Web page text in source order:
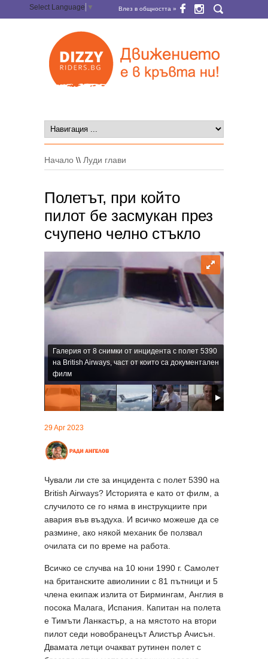
Select Language ▼ Влез в общността »
Начало \\ Луди глави
Полетът, при който
пилот бе засмукан през
счупено челно стъкло
Галерия от 8 снимки от инцидента с полет 5390
на British Airways, част от които са документален
филм
29 Apr 2023
Чували ли сте за инцидента с полет 5390 на
British Airways? Историята е като от филм, а
случилото се го няма в инструкциите при
авария във въздуха. И всичко можеше да се
размине, ако някой механик бе ползвал
очилата си по време на работа.
Всичко се случва на 10 юни 1990 г. Самолет
на британските авиолинии с 81 пътници и 5
члена екипаж излита от Бирмингам, Англия в
посока Малага, Испания. Капитан на полета
е Тимъти Ланкастър, а на мястото на втори
пилот седи новобранецът Алистър Ачисън.
Двамата летци очакват рутинен полет с